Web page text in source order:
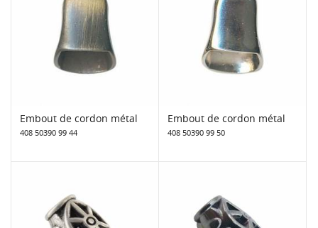
Embout de cordon métal
408 50390 99 44
Embout de cordon métal
408 50390 99 50